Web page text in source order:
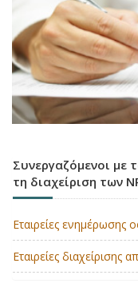
Συνεργαζόμενοι με
τη διαχείριση των
Εταιρείες ενημέρωσης
Εταιρείες διαχείρισης